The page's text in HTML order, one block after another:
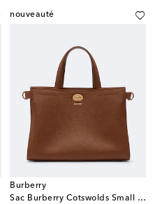
nouveauté
Burberry
Sac Burberry Cotswolds Small en cuir